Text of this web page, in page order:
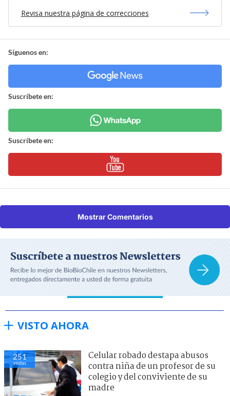
Revisa nuestra página de correcciones
Síguenos en:
Suscríbete en:
Suscríbete en:
Mostrar Comentarios
VISTO AHORA
251
visitas
Celular robado destapa abusos
contra niña de un profesor de su
colegio y del conviviente de su
madre